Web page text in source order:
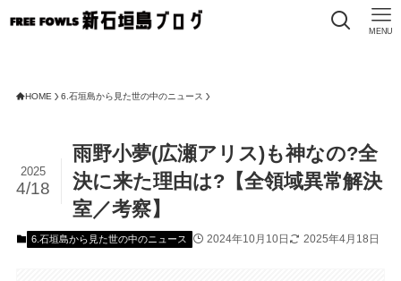
MENU
HOME 6.石垣島から見た世の中のニュース
雨野小夢(広瀬アリス)も神なの?全
決に来た理由は?【全領域異常解決
室／考察】
2025
4/18
6.石垣島から見た世の中のニュース 2024年10月10日 2025年4月18日